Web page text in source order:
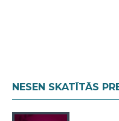
Exclusive 21 (Type 2)
NESEN SKATĪTĀS